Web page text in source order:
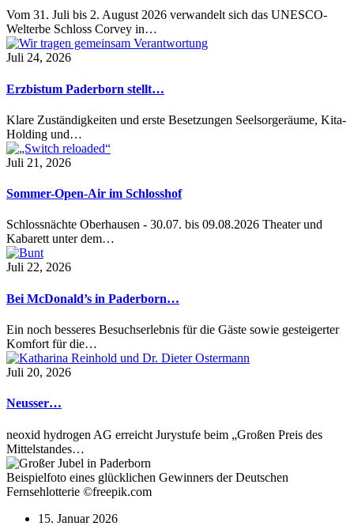
Vom 31. Juli bis 2. August 2026 verwandelt sich das UNESCO-
Welterbe Schloss Corvey in…
Juli 24, 2026
Erzbistum Paderborn stellt…
Klare Zuständigkeiten und erste Besetzungen Seelsorgeräume, Kita-
Holding und…
Juli 21, 2026
Sommer-Open-Air im Schlosshof
Schlossnächte Oberhausen - 30.07. bis 09.08.2026 Theater und
Kabarett unter dem…
Juli 22, 2026
Bei McDonald’s in Paderborn…
Ein noch besseres Besuchserlebnis für die Gäste sowie gesteigerter
Komfort für die…
Juli 20, 2026
Neusser…
neoxid hydrogen AG erreicht Jurystufe beim „Großen Preis des
Mittelstandes…
Beispielfoto eines glücklichen Gewinners der Deutschen
Fernsehlotterie ©freepik.com
15. Januar 2026